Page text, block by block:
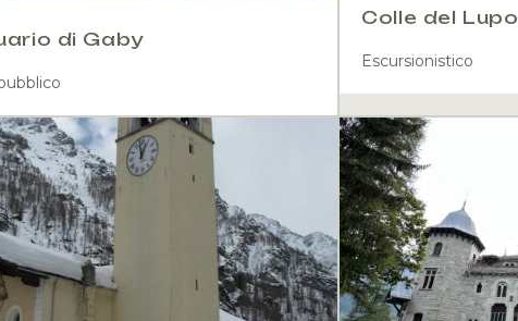
di Gaby
Colle del Lupo
Escursionistico